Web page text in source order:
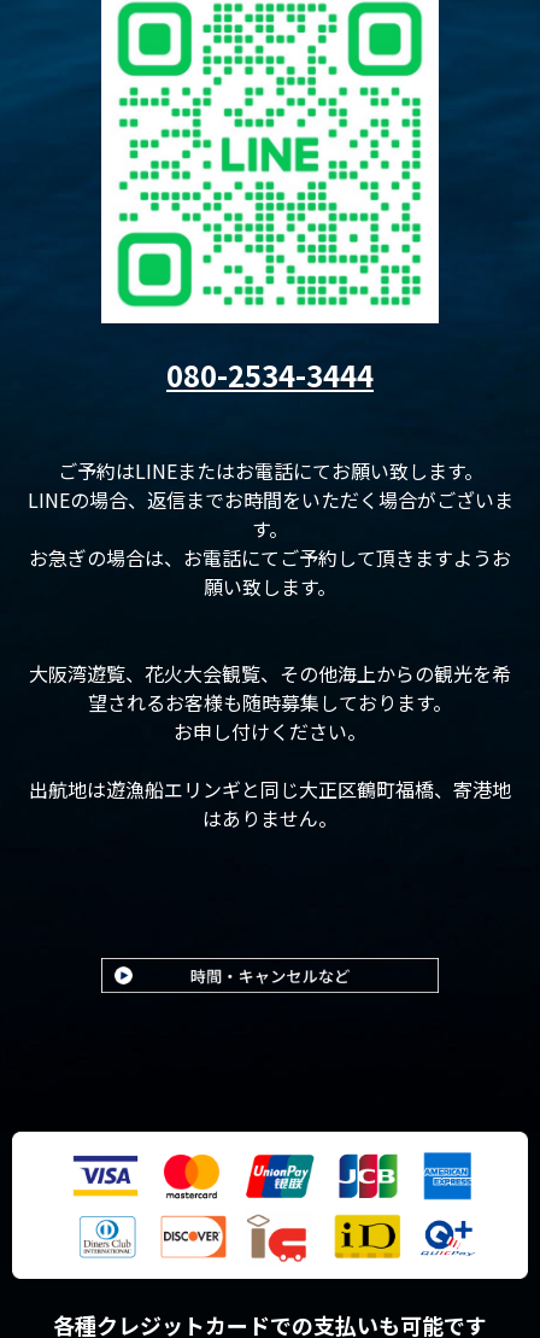
080-2534-3444
ご予約はLINEまたはお電話にてお願い致します。
LINEの場合、返信までお時間をいただく場合がございま
す。
お急ぎの場合は、お電話にてご予約して頂きますようお
願い致します。
大阪湾遊覧、花火大会観覧、その他海上からの観光を希
望されるお客様も随時募集しております。
お申し付けください。
出航地は遊漁船エリンギと同じ大正区鶴町福橋、寄港地
はありません。
各種クレジットカードでの支払いも可能です